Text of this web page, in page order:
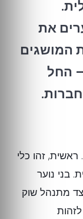
את
המושגים
החל
ראשית, זהו כלי
בני נוער
מתנהל שוק